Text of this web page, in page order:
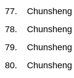
Chunsheng
Chunsheng
Chunsheng
Chunsheng